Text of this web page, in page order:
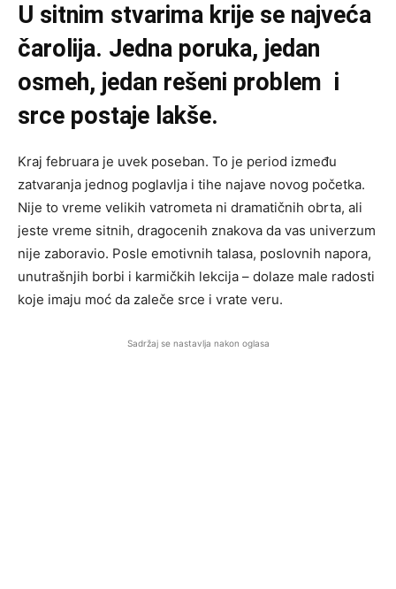
U sitnim stvarima krije se najveća
čarolija. Jedna poruka, jedan
osmeh, jedan rešeni problem i
srce postaje lakše.
Kraj februara je uvek poseban. To je period između
zatvaranja jednog poglavlja i tihe najave novog početka.
Nije to vreme velikih vatrometa ni dramatičnih obrta, ali
jeste vreme sitnih, dragocenih znakova da vas univerzum
nije zaboravio. Posle emotivnih talasa, poslovnih napora,
unutrašnjih borbi i karmičkih lekcija – dolaze male radosti
koje imaju moć da zaleče srce i vrate veru.
Sadržaj se nastavlja nakon oglasa